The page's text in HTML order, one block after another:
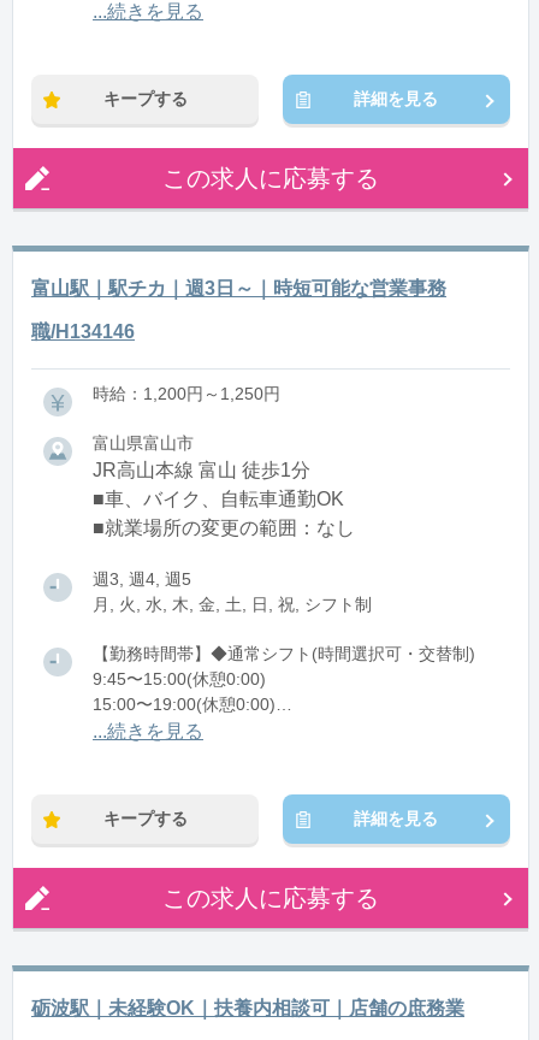
【早番】9:45～15:00
【遅番】15:00～19:00
...続きを見る
キープする 詳細を見る
この求人に応募する
富山駅｜駅チカ｜週3日～｜時短可能な営業事務
職/H134146
時給：1,200円～1,250円
富山県富山市
JR高山本線 富山 徒歩1分
■車、バイク、自転車通勤OK
■就業場所の変更の範囲：なし
週3, 週4, 週5
月, 火, 水, 木, 金, 土, 日, 祝, シフト制
【勤務時間帯】◆通常シフト(時間選択可・交替制)
9:45〜15:00(休憩0:00)
15:00〜19:00(休憩0:00)
【早番】9:45～15:00
【遅番】15:00～19:00
...続きを見る
キープする 詳細を見る
この求人に応募する
砺波駅｜未経験OK｜扶養内相談可｜店舗の庶務業